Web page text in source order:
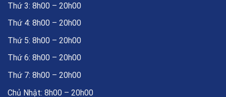
Thứ 3: 8h00 – 20h00
Thứ 4: 8h00 – 20h00
Thứ 5: 8h00 – 20h00
Thứ 6: 8h00 – 20h00
Thứ 7: 8h00 – 20h00
Chủ Nhật: 8h00 – 20h00